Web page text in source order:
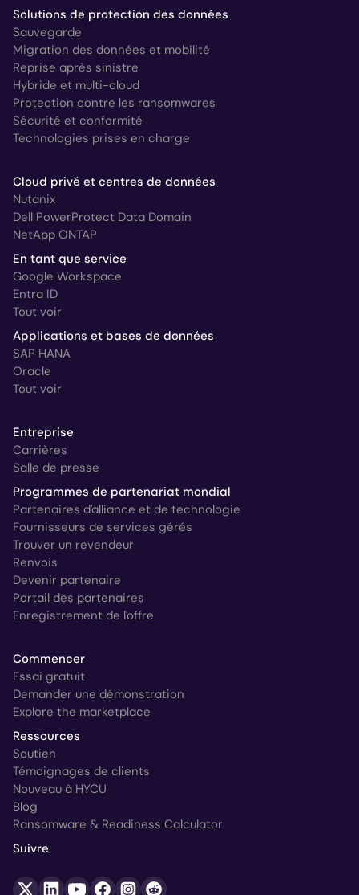
Solutions de protection des données
Sauvegarde
Migration des données et mobilité
Reprise après sinistre
Hybride et multi-cloud
Protection contre les ransomwares
Sécurité et conformité
Technologies prises en charge
Cloud privé et centres de données
Nutanix
Dell PowerProtect Data Domain
NetApp ONTAP
En tant que service
Google Workspace
Entra ID
Tout voir
Applications et bases de données
SAP HANA
Oracle
Tout voir
Entreprise
Carrières
Salle de presse
Programmes de partenariat mondial
Partenaires d'alliance et de technologie
Fournisseurs de services gérés
Trouver un revendeur
Renvois
Devenir partenaire
Portail des partenaires
Enregistrement de l'offre
Commencer
Essai gratuit
Demander une démonstration
Explore the marketplace
Ressources
Soutien
Témoignages de clients
Nouveau à HYCU
Blog
Ransomware & Readiness Calculator
Suivre